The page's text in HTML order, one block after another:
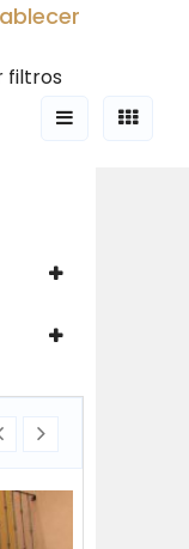
filtros